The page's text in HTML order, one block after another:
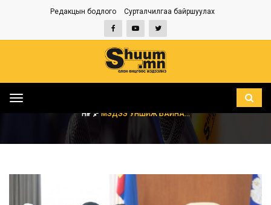
Редакцын бодлого Сурталчилгаа байршуулах
Toggle
НҮҮР МЭДЭЭ УНШИЖ БАЙНА...